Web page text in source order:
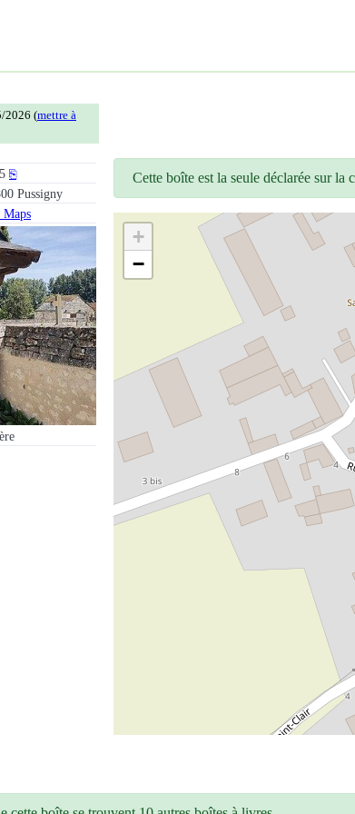
2026 (mettre à
⎘
Pussigny
Maps
Cette boîte est la seule déclarée sur la
+
−